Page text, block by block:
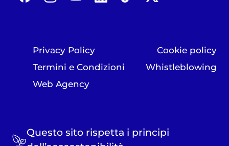
Privacy Policy
Cookie policy
Termini e Condizioni
Whistleblowing
Web Agency
Questo sito rispetta i principi